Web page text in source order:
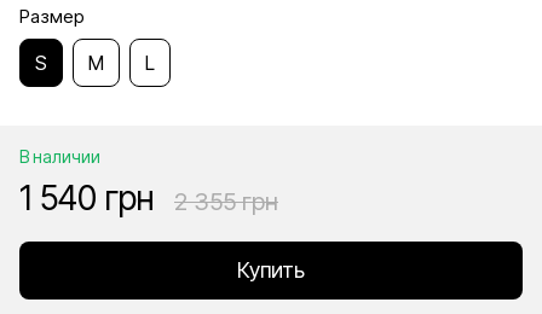
Размер
S M L
В наличии
1 540 грн 2 355 грн
Купить